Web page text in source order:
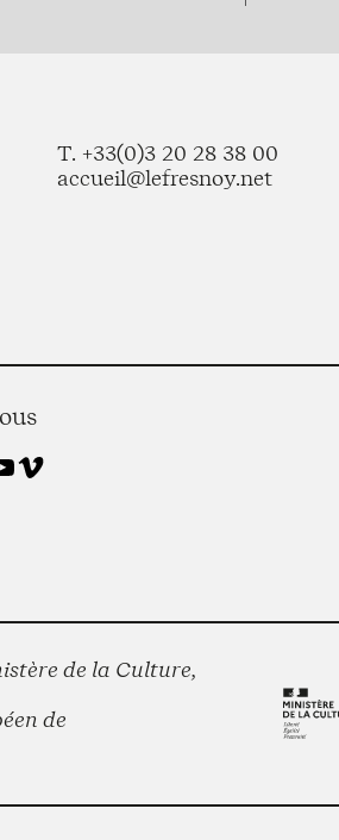
T. +33(0)3 20 28 38 00
accueil@lefresnoy.net
Vimeo
de la Culture,
de